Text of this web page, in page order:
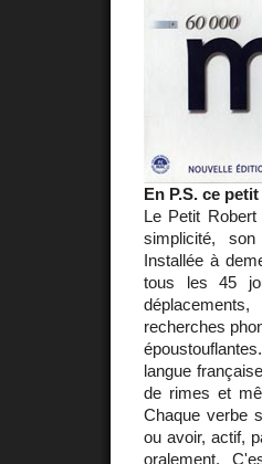
En P.S. ce
Le Petit
simplicité,
Installée à
tous les 45
recherches
langue
de rimes et
Chaque verbe
ou avoir, actif,
oralement.